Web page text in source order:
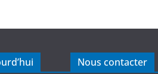
Nous contacter